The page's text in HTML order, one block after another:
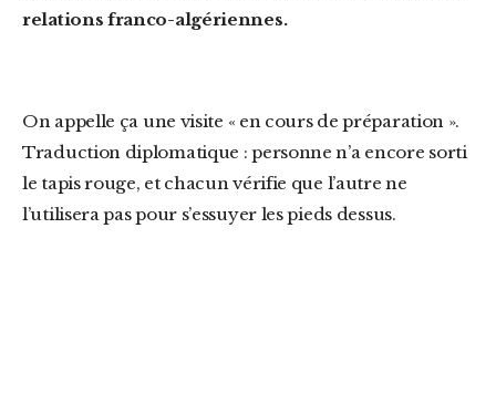
relations franco-algériennes.
On appelle ça une visite « en cours de préparation ».
Traduction diplomatique : personne n’a encore sorti
le tapis rouge, et chacun vérifie que l’autre ne
l’utilisera pas pour s’essuyer les pieds dessus.